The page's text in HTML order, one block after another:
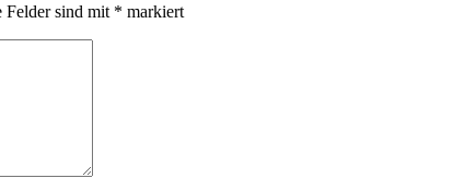
Felder sind mit * markiert